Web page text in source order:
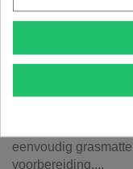
Grasmatten
voor een
17 Mar 2026,18:52
eenvoudig
voorbereiding,...